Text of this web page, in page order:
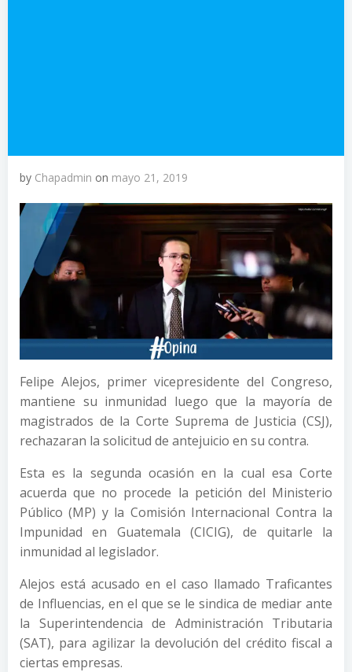
by Chapadmin on mayo 21, 2019
Felipe Alejos, primer vicepresidente del Congreso,
mantiene su inmunidad luego que la mayoría de
magistrados de la Corte Suprema de Justicia (CSJ),
rechazaran la solicitud de antejuicio en su contra.
Esta es la segunda ocasión en la cual esa Corte
acuerda que no procede la petición del Ministerio
Público (MP) y la Comisión Internacional Contra la
Impunidad en Guatemala (CICIG), de quitarle la
inmunidad al legislador.
Alejos está acusado en el caso llamado Traficantes
de Influencias, en el que se le sindica de mediar ante
la Superintendencia de Administración Tributaria
(SAT), para agilizar la devolución del crédito fiscal a
ciertas empresas.